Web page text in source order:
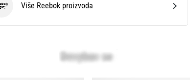
ReebokViše Reebok proizvoda